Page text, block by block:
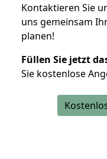
Kontaktieren Sie
uns gemeinsam
planen!
Füllen Sie jetzt
Sie kostenlose